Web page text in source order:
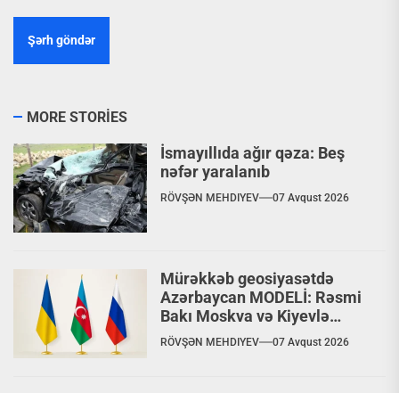
MORE STORIES
İsmayıllıda ağır qəza: Beş
nəfər yaralanıb
RÖVŞƏN MEHDIYEV 07 Avqust 2026
Mürəkkəb geosiyasətdə
Azərbaycan MODELİ: Rəsmi
Bakı Moskva və Kiyevlə
paralel dialoq aparır
RÖVŞƏN MEHDIYEV 07 Avqust 2026